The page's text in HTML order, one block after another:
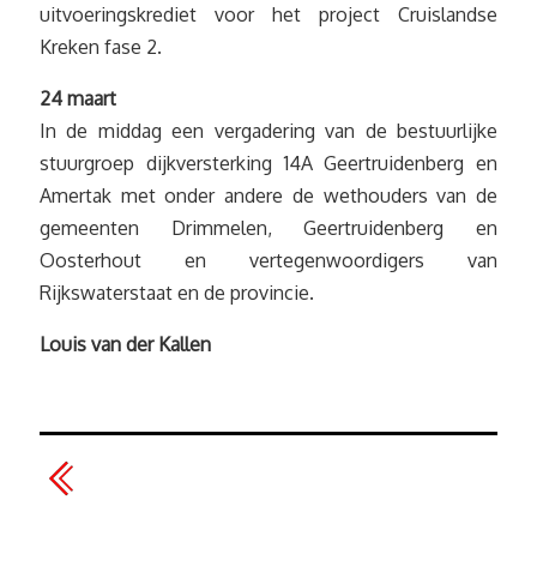
uitvoeringskrediet voor het project Cruislandse
Kreken fase 2.
24 maart
In de middag een vergadering van de bestuurlijke
stuurgroep dijkversterking 14A Geertruidenberg en
Amertak met onder andere de wethouders van de
gemeenten Drimmelen, Geertruidenberg en
Oosterhout en vertegenwoordigers van
Rijkswaterstaat en de provincie.
Louis van der Kallen